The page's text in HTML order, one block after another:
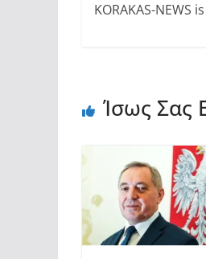
KORAKAS-NEWS
Ίσως Σας